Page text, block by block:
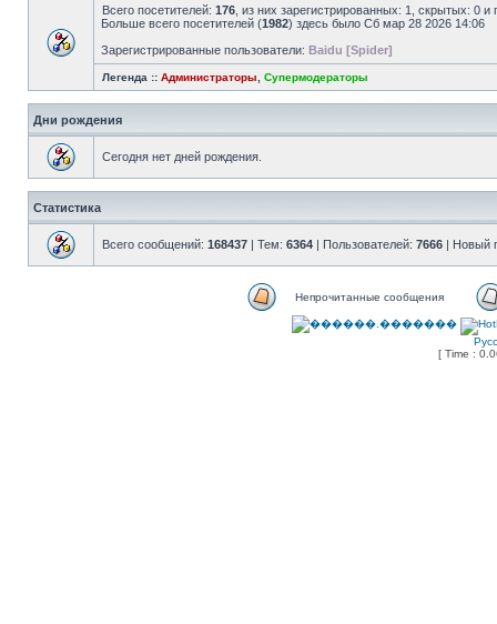
Всего посетителей: 176 , из них зарегистрированных: 1, скрытых: 0
Больше всего посетителей (1982) здесь было Сб мар 28 2026 14:06
Зарегистрированные пользователи: Baidu [Spider]
Легенда :: Администраторы Супермодераторы
Дни рождения
Сегодня нет дней рождения.
Статистика
Всего сообщений: 168437 | Тем: 6364 | Пользователей: 7666 | Новый
Непрочитанные сообщения
[ Time :